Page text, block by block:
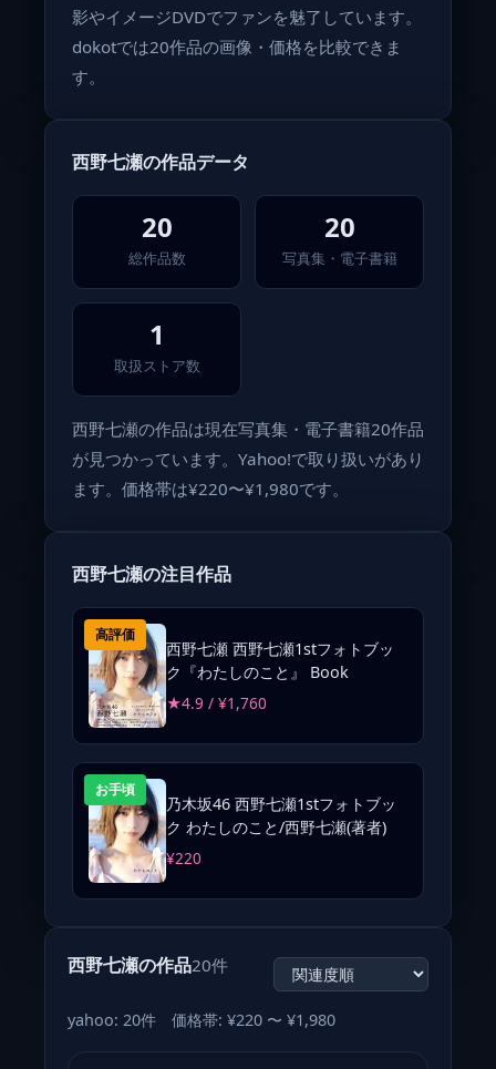
影やイメージDVDでファンを魅了しています。
dokotでは20作品の画像・価格を比較できま
す。
西野七瀬の作品データ
20
総作品数
20
写真集・電子書籍
1
取扱ストア数
西野七瀬の作品は現在写真集・電子書籍20作品
が見つかっています。Yahoo!で取り扱いがあり
ます。価格帯は¥220〜¥1,980です。
西野七瀬の注目作品
高評価
西野七瀬 西野七瀬1stフォトブッ
ク『わたしのこと』 Book
★4.9 / ¥1,760
お手頃
乃木坂46 西野七瀬1stフォトブッ
ク わたしのこと/西野七瀬(著者)
¥220
西野七瀬の作品20件
yahoo: 20件 価格帯: ¥220 〜 ¥1,980